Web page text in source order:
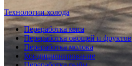
Технологии холода
Переработка мяса
Переработка овощей и фруктов
Переработка молока
Кондиционирование